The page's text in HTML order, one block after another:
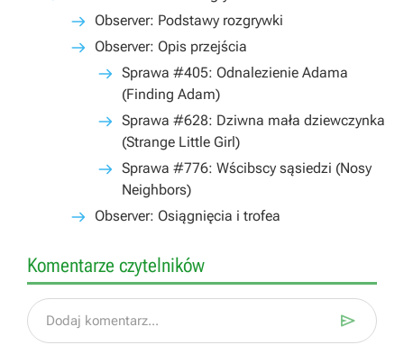
Observer: Podstawy rozgrywki
Observer: Opis przejścia
Sprawa #405: Odnalezienie Adama
(Finding Adam)
Sprawa #628: Dziwna mała dziewczynka
(Strange Little Girl)
Sprawa #776: Wścibscy sąsiedzi (Nosy
Neighbors)
Observer: Osiągnięcia i trofea
Komentarze czytelników
Dodaj komentarz... 